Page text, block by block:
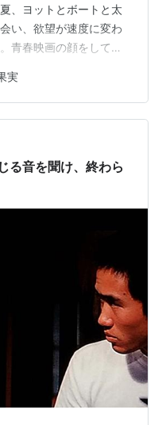
、ヨットとボートと太
い、欲望が速度に変わ
青春映画の顔をしてい
。 スタッフ 監督：中平
慎太郎 音楽：佐藤勝／
正則 製作会社：日活 配
日本）／1958年4月18
企画は原作執筆段階から
実
る音を聞け、終わら